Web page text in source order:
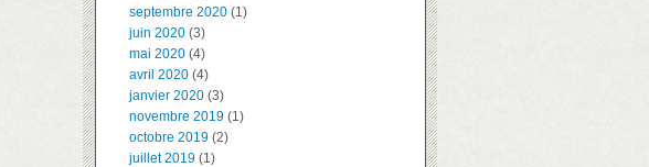
septembre 2020 (1)
juin 2020 (3)
mai 2020 (4)
avril 2020 (4)
janvier 2020 (3)
novembre 2019 (1)
octobre 2019 (2)
juillet 2019 (1)